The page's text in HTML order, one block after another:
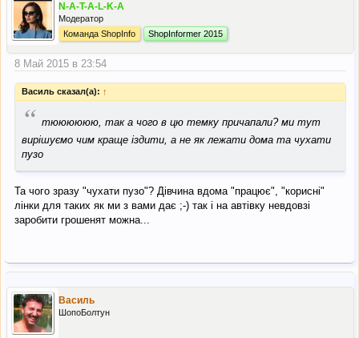
N-A-T-A-L-K-A
Модератор
Команда ShopInfo
ShopInformer 2015
8 Май 2015 в 23:54
Василь сказал(а): ↑
“ тюююююю, так а чого в цю темку причапали? ми тут
вирішуємо чим краще іздити, а не як лежати дома та чухати
пузо
Та чого зразу "чухати пузо"? Дівчина вдома "працює", "корисні"
лінки для таких як ми з вами дає ;-) так і на автівку невдовзі
заробити грошенят можна...
Василь
ШопоБолтун